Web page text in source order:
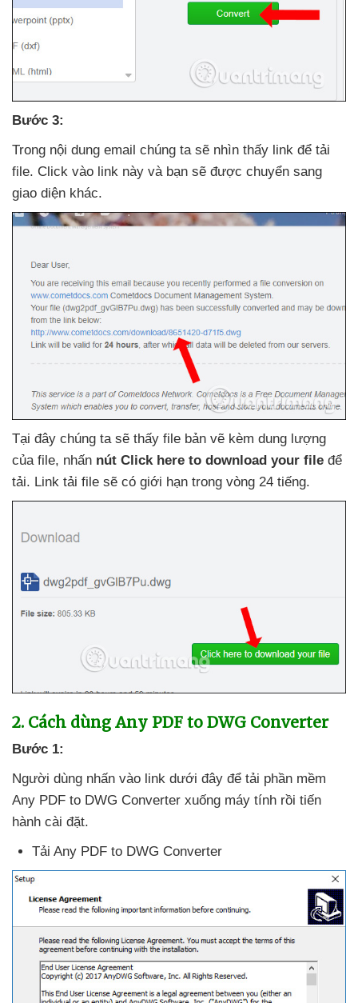
Bước 3:
Trong nội dung email chúng ta sẽ nhìn thấy link để tải
file. Click vào link này và bạn sẽ được chuyển sang
giao diện khác.
Tại đây chúng ta sẽ thấy file bản vẽ kèm dung lượng
của file, nhấn nút Click here to download your file để
tải. Link tải file sẽ có giới hạn trong vòng 24 tiếng.
2. Cách dùng Any PDF to DWG Converter
Bước 1:
Người dùng nhấn vào link dưới đây để tải phần mềm
Any PDF to DWG Converter xuống máy tính rồi tiến
hành cài đặt.
Tải Any PDF to DWG Converter